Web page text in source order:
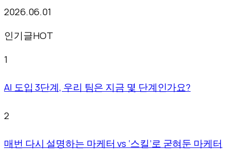
2026.06.01
인기글HOT
1
AI 도입 3단계, 우리 팀은 지금 몇 단계인가요?
2
매번 다시 설명하는 마케터 vs ‘스킬’로 굳혀둔 마케터